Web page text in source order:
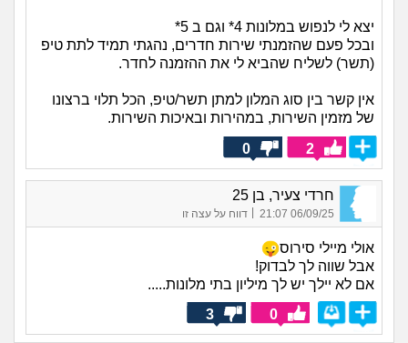
יצא לי לנפוש במלונות 4* וגם ב 5*
ובכל פעם שהזמנתי שירות חדרים, נהגתי תמיד לתת טיפ
(תשר) לשליח שהביא לי את ההזמנה לחדר.
אין קשר בין סוג המלון למתן תשר/טיפ, הכל תלוי ברצונו
של מזמין השירות, במהירות ובאיכות השירות.
2
0
חרדי צעיר, בן 25
06/09/25 21:07
| דווח על עצה זו
אולי מיילי סירוס
אבל שווה לך לבדוק!
אם לא יילך יש לך מיליון בתי מלונות.....
0
3